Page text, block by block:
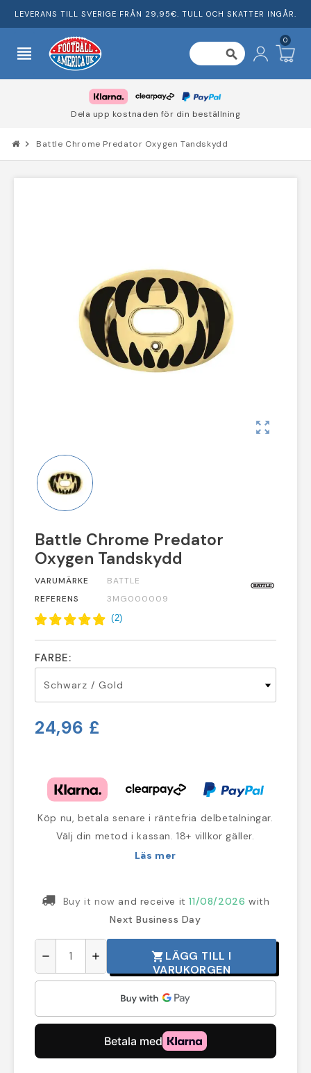
LEVERANS TILL SVERIGE FRÅN 29,95€. TULL OCH SKATTER INGÅR.
view_headline search
0
Dela upp kostnaden för din beställning
chevron_right Battle Chrome Predator Oxygen Tandskydd
zoom_out_map
Battle Chrome Predator
Oxygen Tandskydd
VARUMÄRKE
BATTLE
REFERENS
3MG000009
(2)
FARBE:
24,96 £
Köp nu, betala senare i räntefria delbetalningar.
Välj din metod i kassan. 18+ villkor gäller.
Läs mer
Buy it now and receive it11/08/2026 with
Next Business Day
remove add shopping_cart LÄGG TILL I
VARUKORGEN